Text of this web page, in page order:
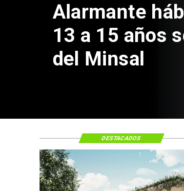
Aprueban
Sebastián
de $4 mil
DESTACADOS